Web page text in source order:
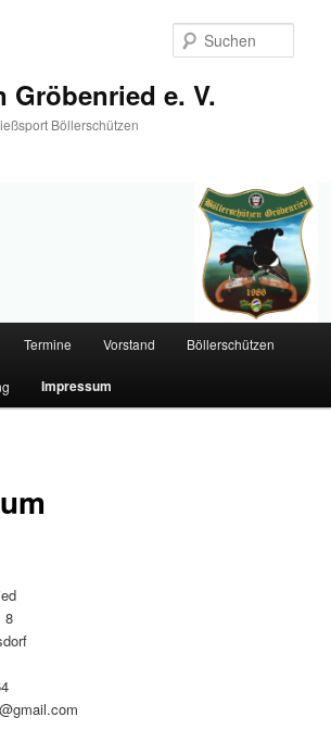
Gröbenried e. V.
Böllerschützen
Termine Vorstand Böllerschützen
Impressum
8